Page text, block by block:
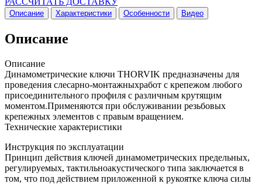
Описание Характеристики Особенности Видео
Описание
Описание
Динамометрические ключи THORVIK предназначены для
проведения слесарно-монтажныхработ с крепежом любого
присоединительного профиля с различным крутящим
моментом.Применяются при обслуживании резьбовых
крепежных элементов с правым вращением.
Технические характеристики
Инструкция по эксплуатации
Принцип действия ключей динамометрических предельных,
регулируемых, тактильноакустического типа заключается в
том, что под действием приложенной к рукоятке ключа силы